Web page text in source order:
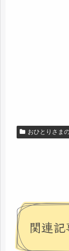
おひとりさま
関連記